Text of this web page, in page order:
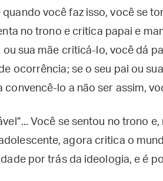
você faz isso, você se
no trono e critica papai e
ou sua mãe criticá-lo, você dá
ocorrência; se o seu pai ou
lo a não ser assim,
Você se sentou no trono
agora critica o
por trás da ideologia, e é